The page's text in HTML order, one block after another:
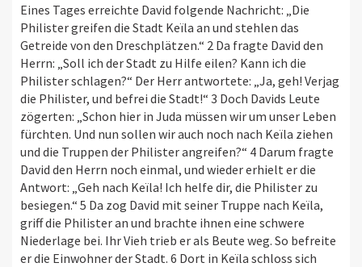
Eines Tages erreichte David folgende Nachricht: „Die
Philister greifen die Stadt Keïla an und stehlen das
Getreide von den Dreschplätzen.“ 2 Da fragte David den
Herrn: „Soll ich der Stadt zu Hilfe eilen? Kann ich die
Philister schlagen?“ Der Herr antwortete: „Ja, geh! Verjag
die Philister, und befrei die Stadt!“ 3 Doch Davids Leute
zögerten: „Schon hier in Juda müssen wir um unser Leben
fürchten. Und nun sollen wir auch noch nach Keïla ziehen
und die Truppen der Philister angreifen?“ 4 Darum fragte
David den Herrn noch einmal, und wieder erhielt er die
Antwort: „Geh nach Keïla! Ich helfe dir, die Philister zu
besiegen.“ 5 Da zog David mit seiner Truppe nach Keïla,
griff die Philister an und brachte ihnen eine schwere
Niederlage bei. Ihr Vieh trieb er als Beute weg. So befreite
er die Einwohner der Stadt. 6 Dort in Keïla schloss sich